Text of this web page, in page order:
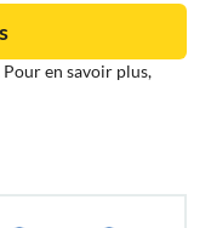
en savoir plus,